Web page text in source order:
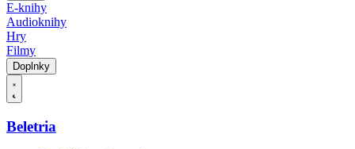
E-knihy
Audioknihy
Hry
Filmy
Doplnky
Beletria